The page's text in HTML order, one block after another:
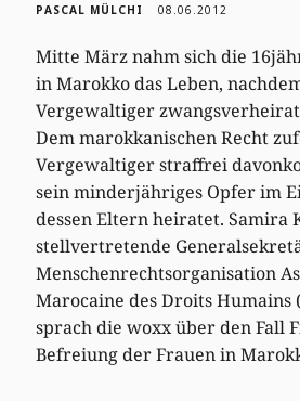
PASCAL MÜLCHI 08.06.2012
Mitte März nahm sich die
in Marokko das Leben,
Vergewaltiger
Dem marokkanischen Recht
Vergewaltiger straffrei
sein minderjähriges Opfer im
dessen Eltern heiratet. Samira
stellvertretende
Menschenrechtsorganisation
Marocaine des Droits
sprach die woxx über den Fall
Befreiung der Frauen in